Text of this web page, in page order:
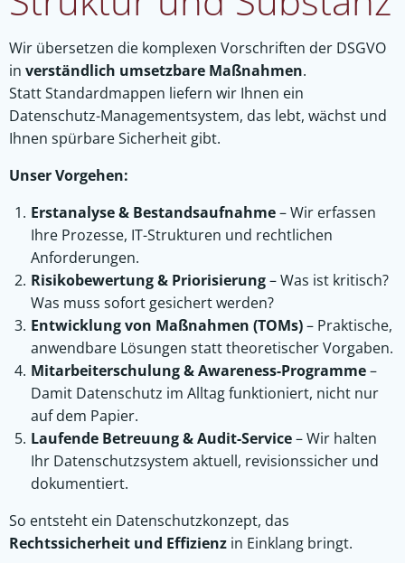
Wir übersetzen die komplexen Vorschriften der DSGVO
in verständlich umsetzbare Maßnahmen.
Statt Standardmappen liefern wir Ihnen ein
Datenschutz-Managementsystem, das lebt, wächst und
Ihnen spürbare Sicherheit gibt.
Unser Vorgehen:
Erstanalyse & Bestandsaufnahme– Wir erfassen
Ihre Prozesse, IT-Strukturen und rechtlichen
Anforderungen.
Risikobewertung & Priorisierung– Was ist kritisch?
Was muss sofort gesichert werden?
Entwicklung von Maßnahmen (TOMs)– Praktische,
anwendbare Lösungen statt theoretischer Vorgaben.
Mitarbeiterschulung & Awareness-Programme–
Damit Datenschutz im Alltag funktioniert, nicht nur
auf dem Papier.
Laufende Betreuung & Audit-Service– Wir halten
Ihr Datenschutzsystem aktuell, revisionssicher und
dokumentiert.
So entsteht ein Datenschutzkonzept, das
Rechtssicherheit und Effizienz in Einklang bringt.